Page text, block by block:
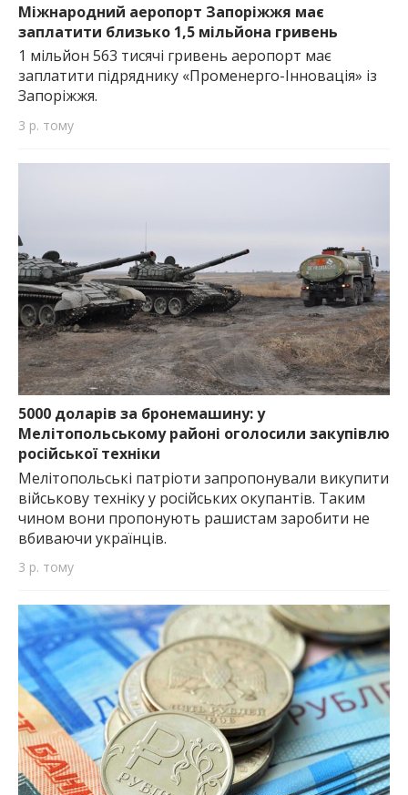
Міжнародний аеропорт Запоріжжя має
заплатити близько 1,5 мільйона гривень
1 мільйон 563 тисячі гривень аеропорт має
заплатити підряднику «Променерго-Інновація» із
Запоріжжя.
3 р. тому
5000 доларів за бронемашину: у
Мелітопольському районі оголосили закупівлю
російської техніки
Мелітопольські патріоти запропонували викупити
військову техніку у російських окупантів. Таким
чином вони пропонують рашистам заробити не
вбиваючи українців.
3 р. тому